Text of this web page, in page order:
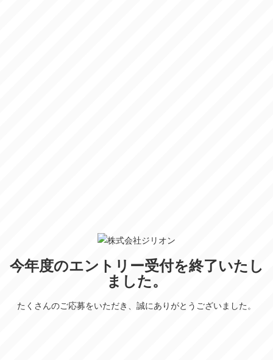
今年度のエントリー受付を終了いたし
ました。
たくさんのご応募をいただき、誠にありがとうございました。